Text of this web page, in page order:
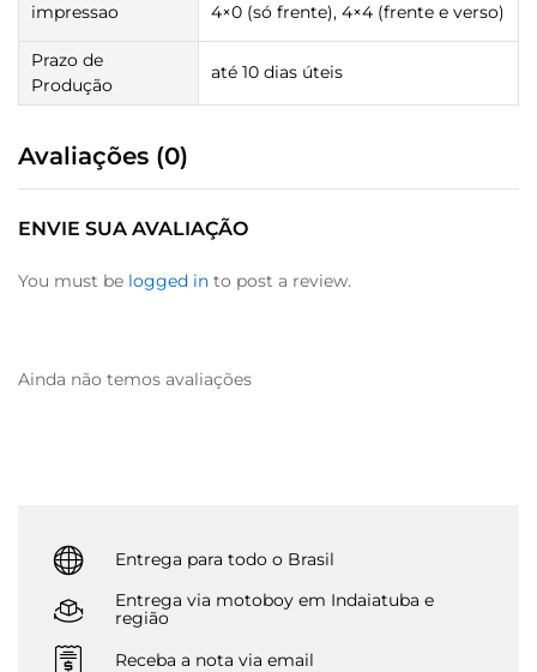
impressao 4×0 (só frente), 4×4 (frente e verso)
Prazo de
Produção
até 10 dias úteis
Avaliações (0)
ENVIE SUA AVALIAÇÃO
You must be logged in to post a review.
Ainda não temos avaliações
Entrega para todo o Brasil
Entrega via motoboy em Indaiatuba e
região
Receba a nota via email